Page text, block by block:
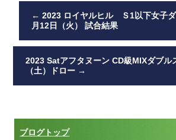
← 2023 ロイヤルヒル Ｓ1以下女子
月12日（火） 試合結果
2023 Satアフタヌーン CD級MIXダブル
（土）ドロー →
ブログトップ